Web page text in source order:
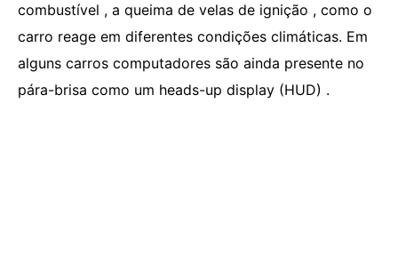
combustível , a queima de velas de ignição , como o
carro reage em diferentes condições climáticas. Em
alguns carros computadores são ainda presente no
pára-brisa como um heads-up display (HUD) .